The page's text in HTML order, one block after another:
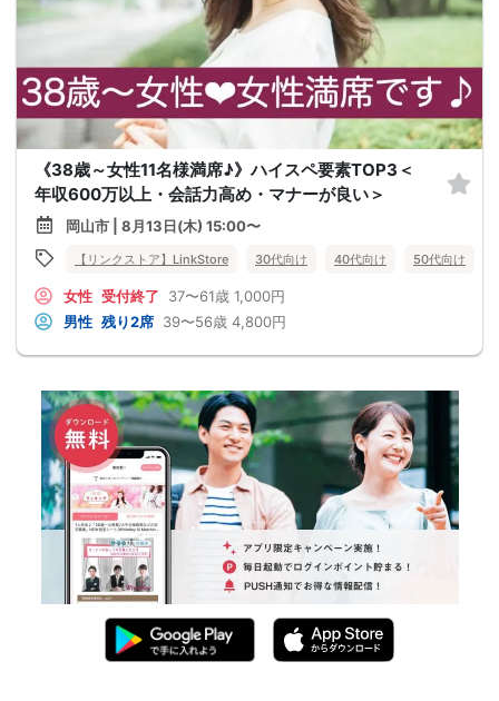
《38歳～女性11名様満席♪》ハイスペ要素TOP3＜
年収600万以上・会話力高め・マナーが良い＞
岡山市 | 8月13日(木) 15:00〜
【リンクストア】LinkStore 30代向け 40代向け 50代向け
女性 受付終了 37〜61歳 1,000円
男性 残り2席 39〜56歳 4,800円